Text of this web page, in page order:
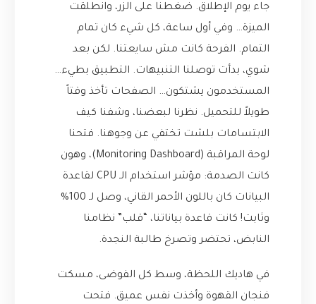
جاء يوم الإطلاق. ضغطنا على الزر، وانطلقت
الميزة… وفي أول ساعة، كل شيء كان تمام
التمام. الفرحة كانت مش سايعتنا. لكن بعد
شوي، بدأت توصلنا التنبيهات. التطبيق بطيء…
المستخدمون يشتكون… الصفحات تأخذ وقتاً
طويلاً للتحميل. نظرنا لبعضنا، وشفنا كيف
الابتسامات بلشت تختفي عن وجوهنا. فتحنا
لوحة المراقبة (Monitoring Dashboard)، وهون
كانت الصدمة: مؤشر استخدام الـ CPU لقاعدة
البيانات كان باللون الأحمر القاني، وصل لـ 100%
وثابت! كانت قاعدة بياناتنا، “قلب” نظامنا
النابض، تحتضر وتصرخ طالبة النجدة.
في هاديك اللحظة، وسط كل الفوضى، مسكت
فنجان القهوة وأخذت نفس عميق. فتحت